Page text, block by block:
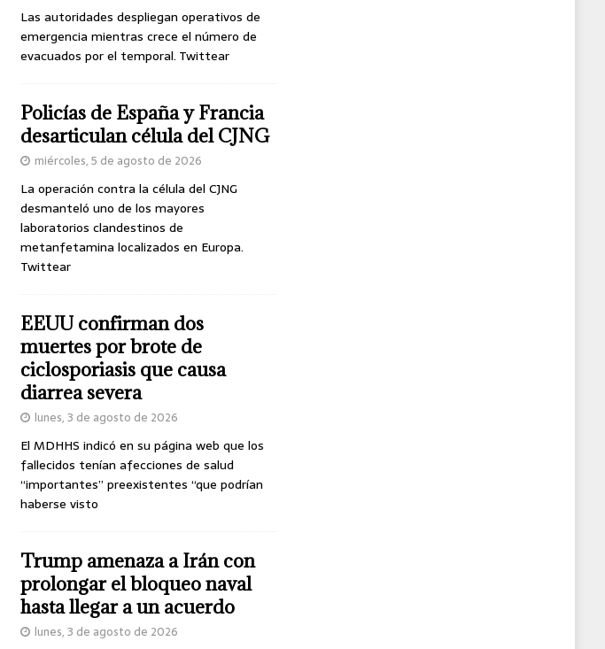
Las autoridades despliegan operativos de
emergencia mientras crece el número de
evacuados por el temporal. Twittear
Policías de España y Francia
desarticulan célula del CJNG
miércoles, 5 de agosto de 2026
La operación contra la célula del CJNG
desmanteló uno de los mayores
laboratorios clandestinos de
metanfetamina localizados en Europa.
Twittear
EEUU confirman dos
muertes por brote de
ciclosporiasis que causa
diarrea severa
lunes, 3 de agosto de 2026
El MDHHS indicó en su página web que los
fallecidos tenían afecciones de salud
“importantes” preexistentes “que podrían
haberse visto
Trump amenaza a Irán con
prolongar el bloqueo naval
hasta llegar a un acuerdo
lunes, 3 de agosto de 2026